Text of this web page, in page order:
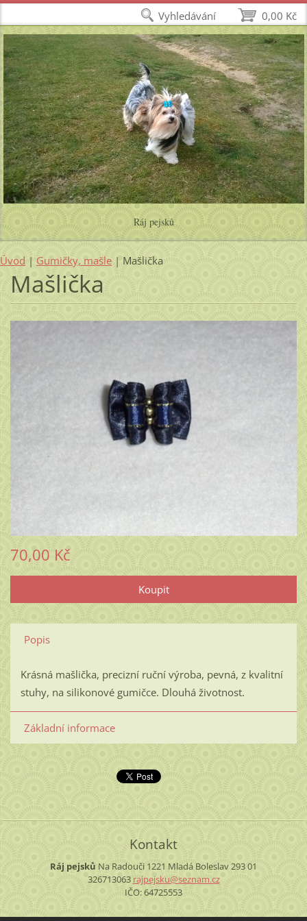
Ráj pejsků
Úvod | Gumičky, mašle | Mašlička
Mašlička
70,00 Kč
Popis
Krásná mašlička, precizní ruční výroba, pevná, z kvalitní
stuhy, na silikonové gumičce. Dlouhá životnost.
Základní informace
Kontakt
Ráj pejsků Na Radouči 1221 Mladá Boleslav293 01
326713063 rajpejsku@seznam.cz
IČO: 64725553
0,00 Kč
Vyhledávání